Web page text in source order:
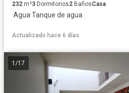
232 m²3 Dormitorios2 BañosCasa
·Agua·Tanque de agua
Actualizado hace 6 días
1 /17